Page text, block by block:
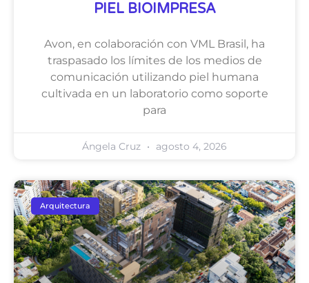
PIEL BIOIMPRESA
Avon, en colaboración con VML Brasil, ha
traspasado los límites de los medios de
comunicación utilizando piel humana
cultivada en un laboratorio como soporte
para
Ángela Cruz agosto 4, 2026
Arquitectura